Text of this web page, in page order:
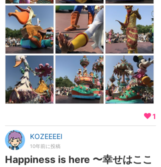
1
KOZEEEEI
10年前に投稿
Happiness is here 〜幸せはここ